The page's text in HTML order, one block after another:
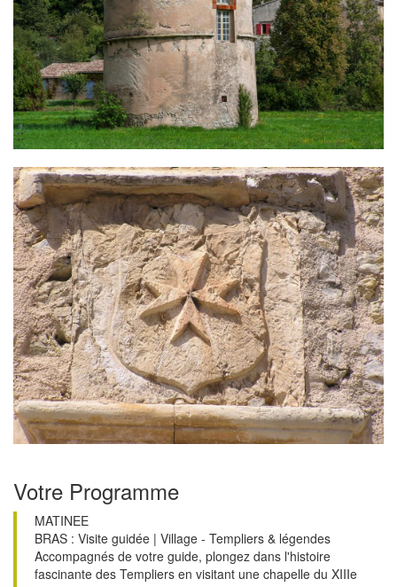
Votre Programme
MATINEE
BRAS : Visite guidée | Village - Templiers & légendes
Accompagnés de votre guide, plongez dans l'histoire
fascinante des Templiers en visitant une chapelle du XIIIe